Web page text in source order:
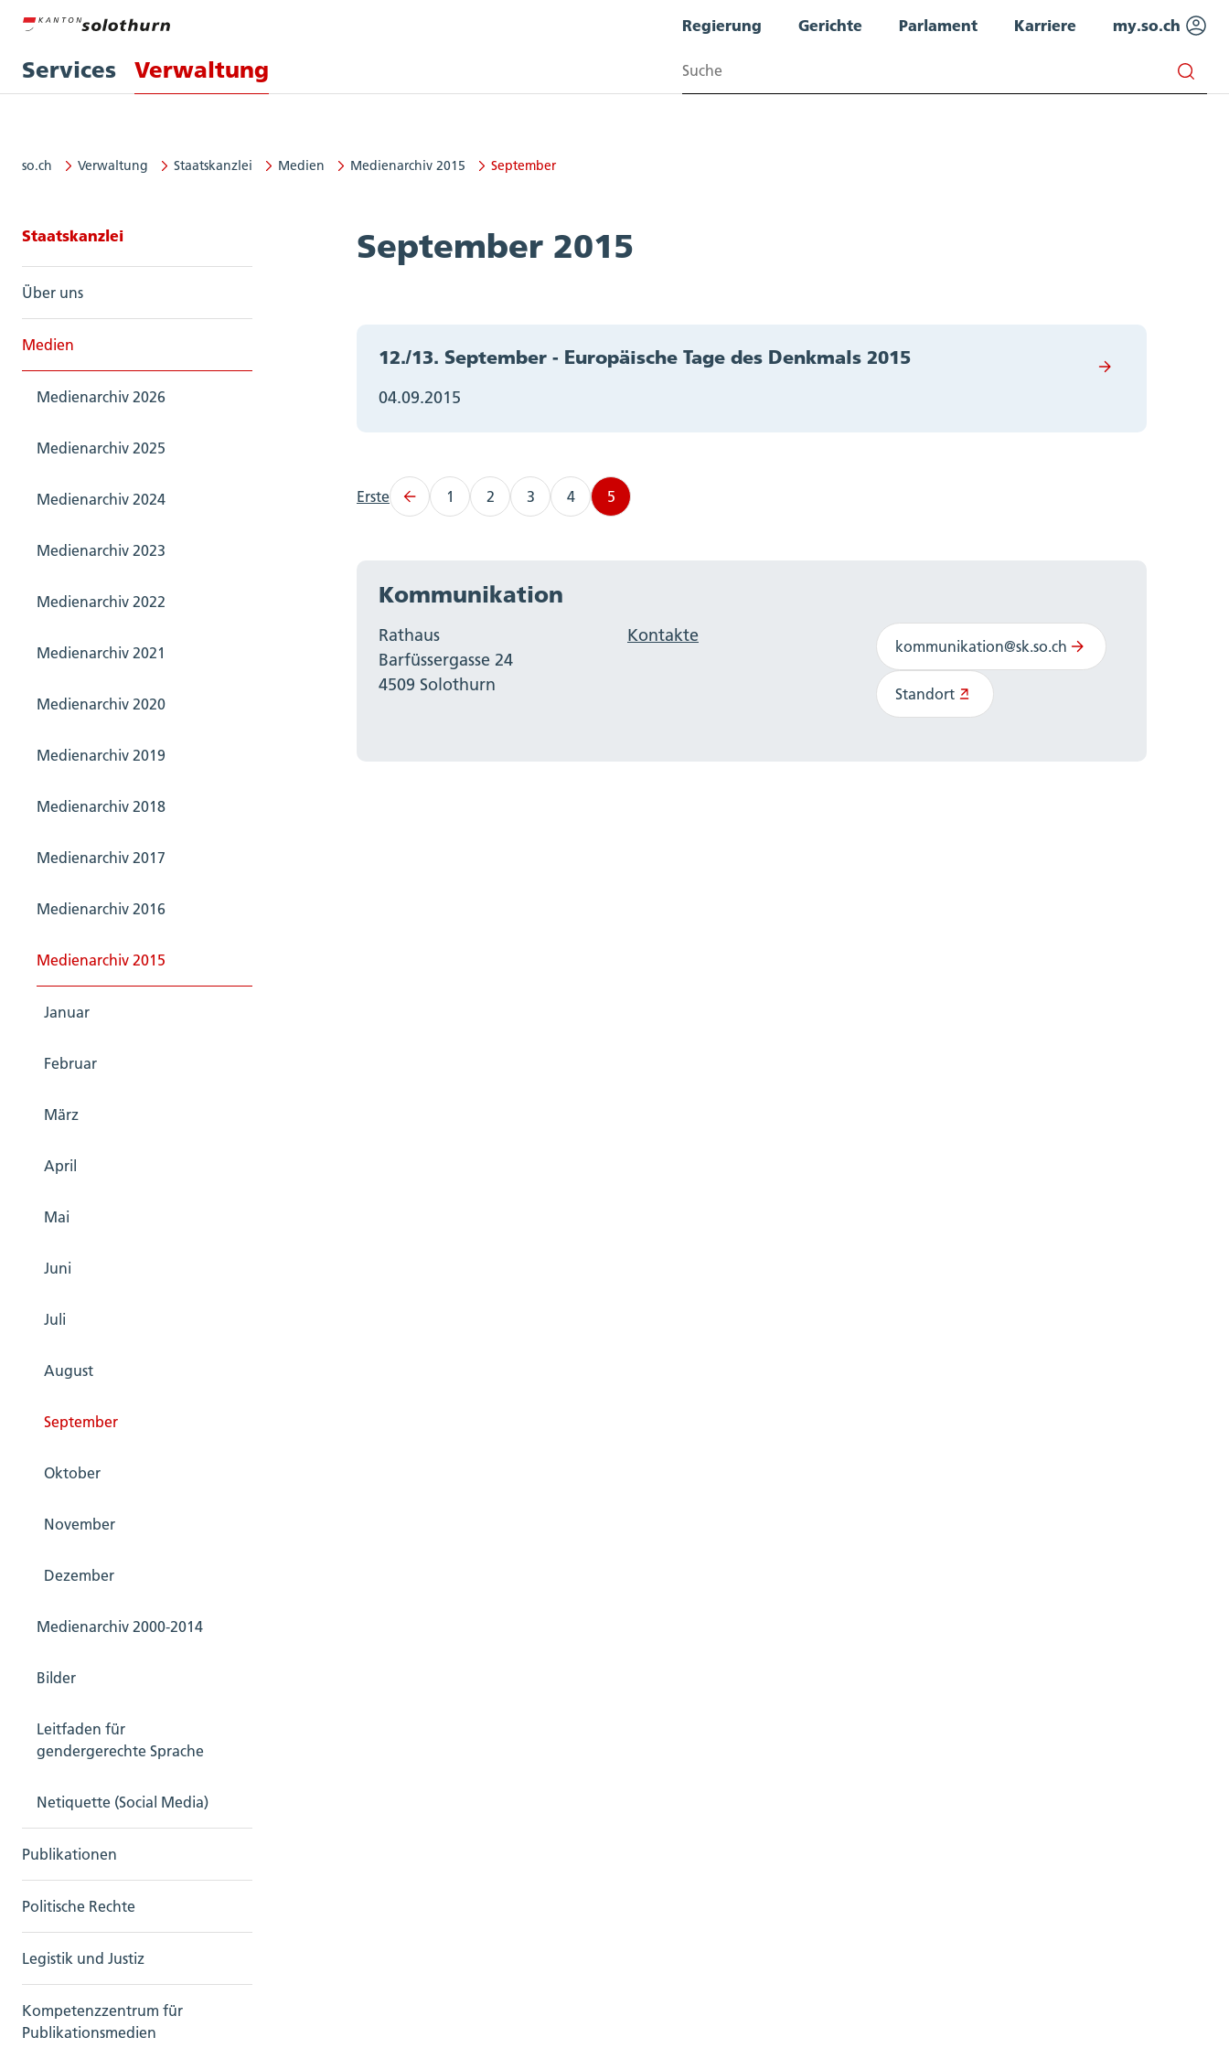
Services Verwaltung
Regierung Gerichte Parlament Karriere my.so.ch
Suchen
so.ch Verwaltung Staatskanzlei Medien Medienarchiv 2015 September
Seitennavigation: Staatskanzlei
Staatskanzlei
Über uns
Medien
Medienarchiv 2026
Medienarchiv 2025
Medienarchiv 2024
Medienarchiv 2023
Medienarchiv 2022
Medienarchiv 2021
Medienarchiv 2020
Medienarchiv 2019
Medienarchiv 2018
Medienarchiv 2017
Medienarchiv 2016
Medienarchiv 2015
Januar
Februar
März
April
Mai
Juni
Juli
August
September
Oktober
November
Dezember
Medienarchiv 2000-2014
Bilder
Leitfaden für
gendergerechte Sprache
Netiquette (Social Media)
Publikationen
Politische Rechte
Legistik und Justiz
Kompetenzzentrum für
Publikationsmedien
September 2015
12./13. September - Europäische Tage des Denkmals 2015
04.09.2015
Erste 1 2 3 4 5
Kommunikation
Rathaus
Barfüssergasse 24
4509 Solothurn
Kontakte
kommunikation@sk.so.ch
Standort